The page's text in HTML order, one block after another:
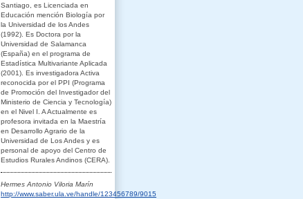
Santiago, es Licenciada en
Educación mención Biología por
la Universidad de los Andes
(1992). Es Doctora por la
Universidad de Salamanca
(España) en el programa de
Estadística Multivariante Aplicada
(2001). Es investigadora Activa
reconocida por el PPI (Programa
de Promoción del Investigador del
Ministerio de Ciencia y Tecnología)
en el Nivel I. A Actualmente es
profesora invitada en la Maestría
en Desarrollo Agrario de la
Universidad de Los Andes y es
personal de apoyo del Centro de
Estudios Rurales Andinos (CERA).
Hermes Antonio Viloria Marín
http://www.saber.ula.ve/handle/123456789/9015